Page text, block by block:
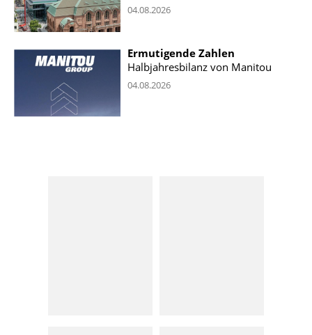
04.08.2026
Ermutigende Zahlen
Halbjahresbilanz von Manitou
04.08.2026